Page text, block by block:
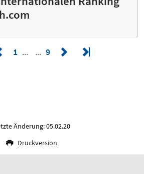
1 9
Änderung: 05.02.20
Druckversion